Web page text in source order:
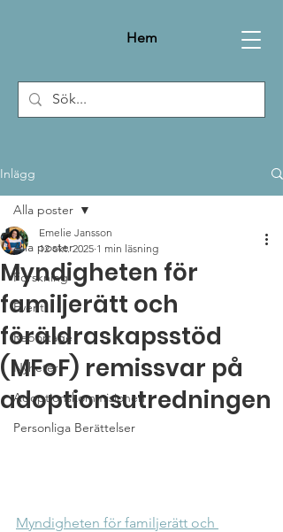
Hem
Inlägg
Alla poster
Forskning
Event
Reportage
Nyheter
Adoptionskommisionen
Personliga Berättelser
Alla poster
Myndigheten för
familjerätt och
föräldraskapsstöd
(MFoF) remissvar på
adoptionsutredningen
Emelie Jansson
12 okt. 2025 1 min läsning
Myndigheten för familjerätt och